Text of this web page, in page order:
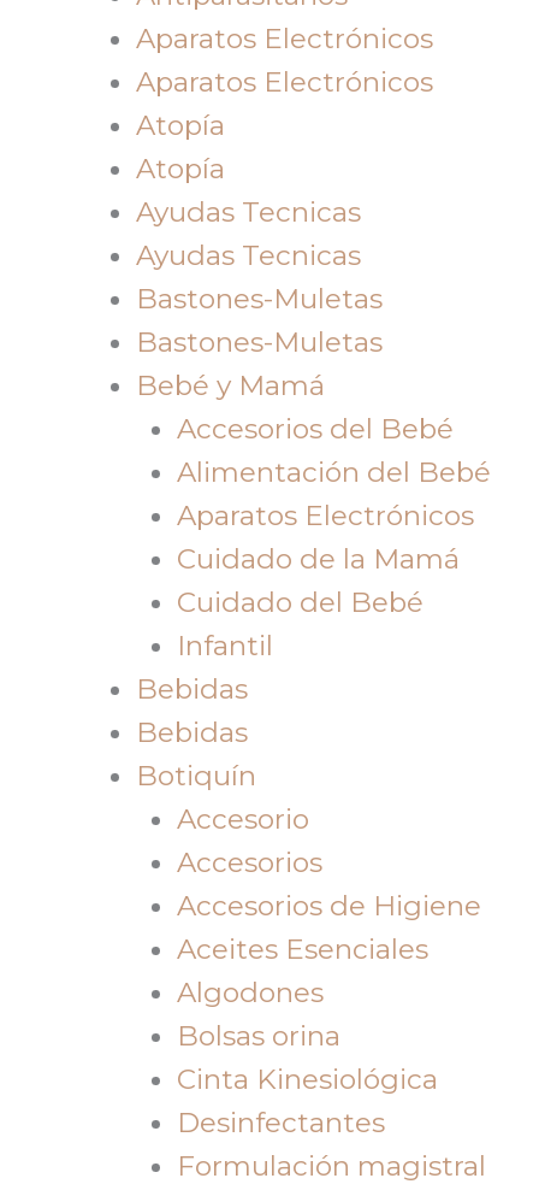
Aparatos Electrónicos
Aparatos Electrónicos
Atopía
Atopía
Ayudas Tecnicas
Ayudas Tecnicas
Bastones-Muletas
Bastones-Muletas
Bebé y Mamá
Accesorios del Bebé
Alimentación del Bebé
Aparatos Electrónicos
Cuidado de la Mamá
Cuidado del Bebé
Infantil
Bebidas
Bebidas
Botiquín
Accesorio
Accesorios
Accesorios de Higiene
Aceites Esenciales
Algodones
Bolsas orina
Cinta Kinesiológica
Desinfectantes
Formulación magistral